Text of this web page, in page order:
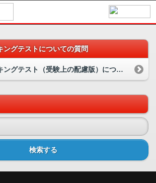
ングテストについての質問
4級・5級スピーキングテスト（受験上の配慮版）についての質問
検索する